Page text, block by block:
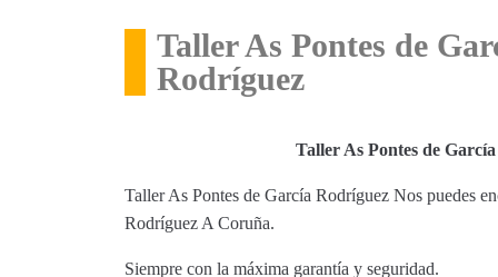
Taller As Pontes de
Rodríguez
Taller As Pontes de
Taller As Pontes de García Rodríguez Nos puedes
Rodríguez A Coruña.
Siempre con la máxima garantía y seguridad.